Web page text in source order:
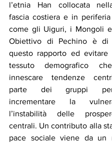
l’etnia Han collocata
fascia costiera e in
come gli Uiguri, i Mongoli
Obiettivo di Pechino è di
questo rapporto ed evitare
tessuto demografico
innescare tendenze
parte dei gruppi
incrementare la
l’instabilità delle
centrali. Un contributo alla
pace sociale viene da un